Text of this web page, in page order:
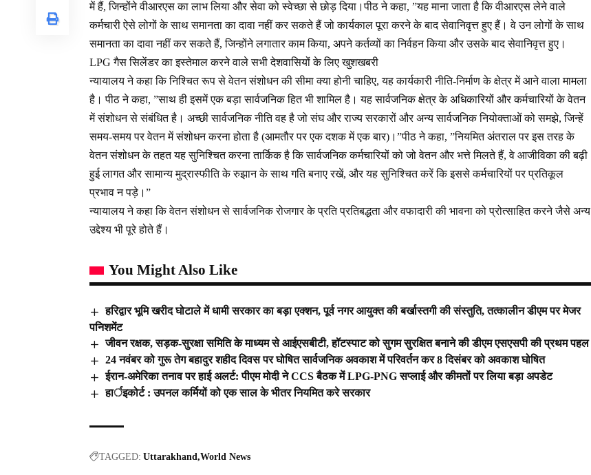
में हैं, जिन्होंने वीआरएस का लाभ लिया और सेवा को स्वेच्छा से छोड़ दिया।पीठ ने कहा, ”यह माना जाता है कि वीआरएस लेने वाले
कर्मचारी ऐसे लोगों के साथ समानता का दावा नहीं कर सकते हैं जो कार्यकाल पूरा करने के बाद सेवानिवृत्त हुए हैं। वे उन लोगों के साथ
समानता का दावा नहीं कर सकते हैं, जिन्होंने लगातार काम किया, अपने कर्तव्यों का निर्वहन किया और उसके बाद सेवानिवृत्त हुए।
LPG गैस सिलेंडर का इस्तेमाल करने वाले सभी देशवासियों के लिए खुशखबरी
न्यायालय ने कहा कि निश्चित रूप से वेतन संशोधन की सीमा क्या होनी चाहिए, यह कार्यकारी नीति-निर्माण के क्षेत्र में आने वाला मामला
है। पीठ ने कहा, ”साथ ही इसमें एक बड़ा सार्वजनिक हित भी शामिल है। यह सार्वजनिक क्षेत्र के अधिकारियों और कर्मचारियों के वेतन
में संशोधन से संबंधित है। अच्छी सार्वजनिक नीति वह है जो संघ और राज्य सरकारों और अन्य सार्वजनिक नियोक्ताओं को समझे, जिन्हें
समय-समय पर वेतन में संशोधन करना होता है (आमतौर पर एक दशक में एक बार)।”पीठ ने कहा, ”नियमित अंतराल पर इस तरह के
वेतन संशोधन के तहत यह सुनिश्चित करना तार्किक है कि सार्वजनिक कर्मचारियों को जो वेतन और भत्ते मिलते हैं, वे आजीविका की बढ़ी
हुई लागत और सामान्य मुद्रास्फीति के रुझान के साथ गति बनाए रखें, और यह सुनिश्चित करें कि इससे कर्मचारियों पर प्रतिकूल
प्रभाव न पड़े।”
न्यायालय ने कहा कि वेतन संशोधन से सार्वजनिक रोजगार के प्रति प्रतिबद्धता और वफादारी की भावना को प्रोत्साहित करने जैसे अन्य
उद्देश्य भी पूरे होते हैं।
You Might Also Like
हरिद्वार भूमि खरीद घोटाले में धामी सरकार का बड़ा एक्शन, पूर्व नगर आयुक्त की बर्खास्तगी की संस्तुति, तत्कालीन डीएम पर मेजर
पनिशमेंट
जीवन रक्षक, सड़क-सुरक्षा समिति के माध्यम से आईएसबीटी, हॉटस्पाट को सुगम सुरक्षित बनाने की डीएम एसएसपी की प्रथम पहल
24 नवंबर को गुरू तेग बहादुर शहीद दिवस पर घोषित सार्वजनिक अवकाश में परिवर्तन कर 8 दिसंबर को अवकाश घोषित
ईरान-अमेरिका तनाव पर हाई अलर्ट: पीएम मोदी ने CCS बैठक में LPG-PNG सप्लाई और कीमतों पर लिया बड़ा अपडेट
हार्इकोर्ट : उपनल कर्मियों को एक साल के भीतर नियमित करे सरकार
TAGGED: Uttarakhand World News